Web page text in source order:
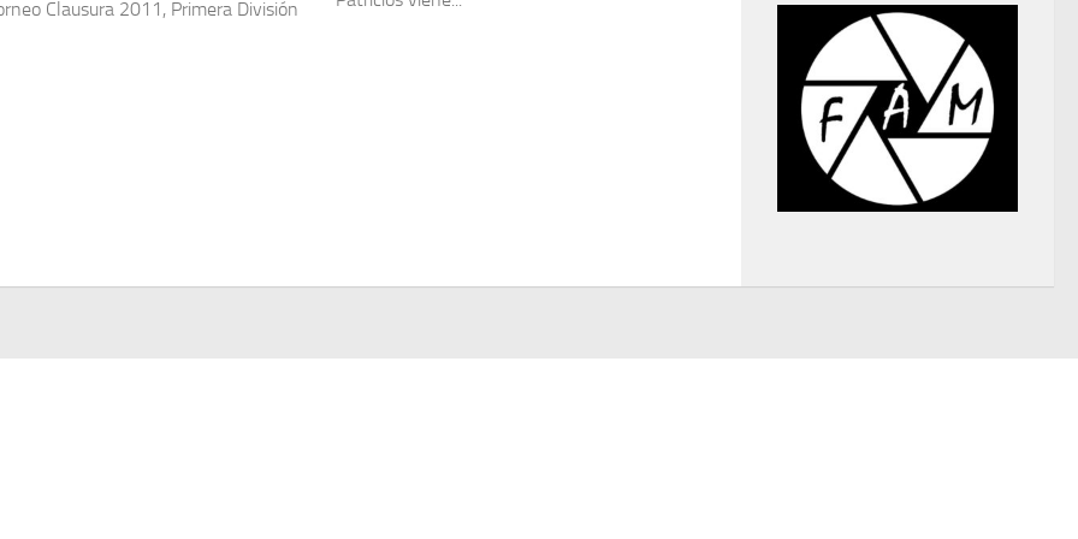
Clausura 2011, Primera División